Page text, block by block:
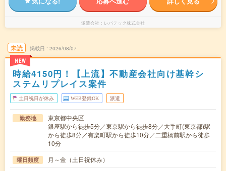
派遣会社 レバテック株式会社
未読
NEW
掲載日 2026/08/07
時給4150円！【上流】不動産会社向け基幹シ
ステムリプレイス案件
土日祝日が休み WEB登録OK 派遣
勤務地
東京都中央区
銀座駅から徒歩5分／東京駅から徒歩8分／大手町(東京都)駅
から徒歩8分／有楽町駅から徒歩10分／二重橋前駅から徒歩
10分
曜日頻度 月～金（土日祝休み）